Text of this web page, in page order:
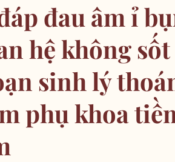
đau âm ỉ
hệ không
sinh lý
phụ khoa